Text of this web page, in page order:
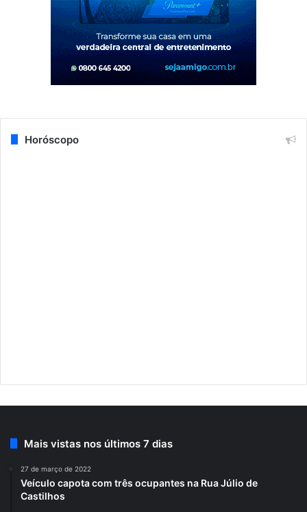
Horóscopo
Mais vistas nos últimos 7 dias
27 de março de 2022
Veículo capota com três ocupantes na Rua Júlio de
Castilhos